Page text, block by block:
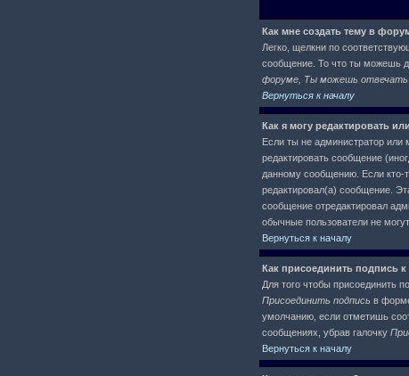
Как мне создать тему в
Легко, щелкни по
сообщение. То что ты можешь
форуме, Ты можешь отвечать
Вернуться к началу
Как я могу редактировать
Если ты не администратор
редактировать сообщение
данному сообщению. Если кто-
редактировал(а) сообщение.
сообщение отредактировал
обычные пользователи не
Вернуться к началу
Как присоединить подпись
Для того чтобы присоединить
Присоединить подпись в
умолчанию, если отметишь
сообщениях, убрав галочку
Вернуться к началу